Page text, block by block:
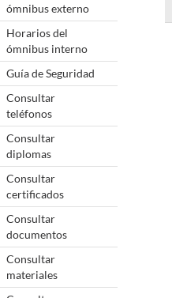
ómnibus externo
Horarios del
ómnibus interno
Guía de Seguridad
Consultar
teléfonos
Consultar
diplomas
Consultar
certificados
Consultar
documentos
Consultar
materiales